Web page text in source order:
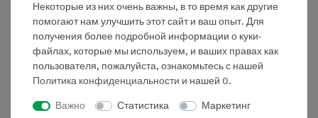
Nach oben
Информация
Контактное лицо
Некоторые из них очень важны, в то время как другие
помогают нам улучшить этот сайт и ваш опыт. Для
получения более подробной информации о куки-
файлах, которые мы используем, и ваших правах как
пользователя, пожалуйста, ознакомьтесь с нашей
Политика конфиденциальности и нашей 0.
Важно Статистика Маркетинг